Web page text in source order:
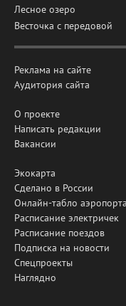
Лесное озеро
Весточка с передовой
Реклама на сайте
Аудитория сайта
О проекте
Написать редакции
Вакансии
Экокарта
Сделано в России
Онлайн-табло аэропорта
Расписание электричек
Расписание поездов
Подписка на новости
Спецпроекты
Наглядно